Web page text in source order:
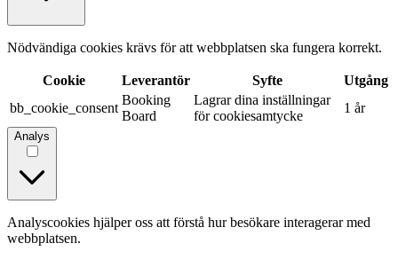
Nödvändiga cookies krävs för att webbplatsen ska fungera korrekt.
Cookie Leverantör Syfte
Utgång
bb_cookie_consent
Booking
Board
Lagrar dina inställningar
för cookiesamtycke
1 år
Analys
Analyscookies hjälper oss att förstå hur besökare interagerar med
webbplatsen.